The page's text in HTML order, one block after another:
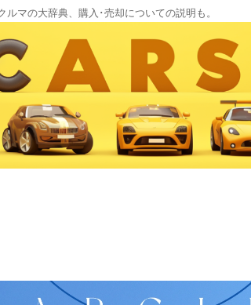
ルマの大辞典、購入･売却についての説明も。